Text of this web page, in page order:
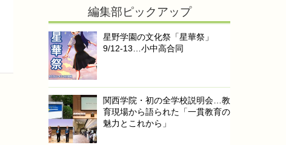
編集部ピックアップ
星野学園の文化祭「星華祭」
9/12-13…小中高合同
関西学院・初の全学校説明会…教
育現場から語られた「一貫教育の
魅力とこれから」